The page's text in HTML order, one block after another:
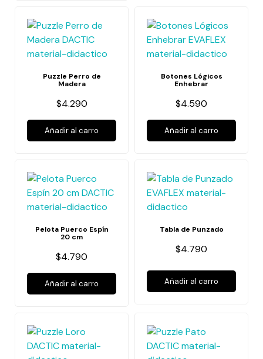
Puzzle Perro de
Madera
$4.290
Añadir al carro
Botones Lógicos
Enhebrar
$4.590
Añadir al carro
Pelota Puerco Espín
20 cm
$4.790
Añadir al carro
Tabla de Punzado
$4.790
Añadir al carro